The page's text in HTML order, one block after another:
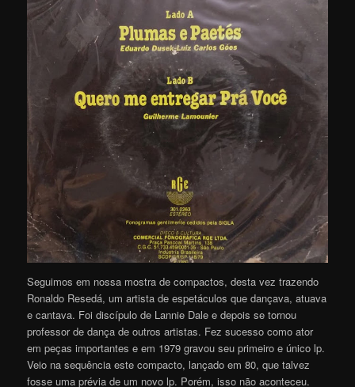
Seguimos em nossa mostra de compactos, desta vez trazendo
Ronaldo Resedá, um artista de espetáculos que dançava, atuava
e cantava. Foi discípulo de Lannie Dale e depois se tornou
professor de dança de outros artistas. Fez sucesso como ator
em peças importantes e em 1979 gravou seu primeiro e único lp.
Veio na sequência este compacto, lançado em 80, que talvez
fosse uma prévia de um novo lp. Porém, isso não aconteceu.